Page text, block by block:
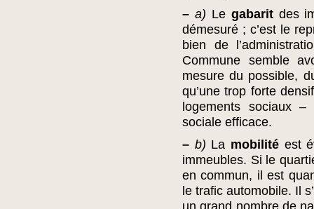
– a) Le gabaritdes
démesuré ; c’est le
bien de
Commune semble
mesure du possible,
qu’une trop forte
logements sociaux
sociale efficace.
– b) La mobilitéest
immeubles. Si le
en commun, il est
le trafic automobile. Il
un grand nombre de